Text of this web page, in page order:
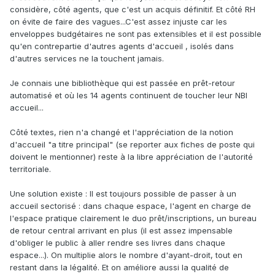
considère, côté agents, que c'est un acquis définitif. Et côté RH
on évite de faire des vagues...C'est assez injuste car les
enveloppes budgétaires ne sont pas extensibles et il est possible
qu'en contrepartie d'autres agents d'accueil , isolés dans
d'autres services ne la touchent jamais.
Je connais une bibliothèque qui est passée en prêt-retour
automatisé et où les 14 agents continuent de toucher leur NBI
accueil...
Côté textes, rien n'a changé et l'appréciation de la notion
d'accueil "a titre principal" (se reporter aux fiches de poste qui
doivent le mentionner) reste à la libre appréciation de l'autorité
territoriale.
Une solution existe : Il est toujours possible de passer à un
accueil sectorisé : dans chaque espace, l'agent en charge de
l'espace pratique clairement le duo prêt/inscriptions, un bureau
de retour central arrivant en plus (il est assez impensable
d'obliger le public à aller rendre ses livres dans chaque
espace...). On multiplie alors le nombre d'ayant-droit, tout en
restant dans la légalité. Et on améliore aussi la qualité de